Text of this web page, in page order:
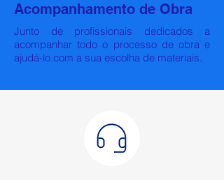
Acompanhamento de Obra
Junto de profissionais dedicados a
acompanhar todo o processo de obra e
ajudá-lo com a sua escolha de materiais.